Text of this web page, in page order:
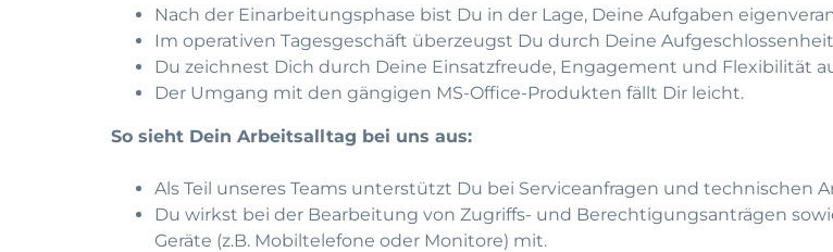
Nach der Einarbeitungsphase bist Du in der Lage, Deine Aufgaben
Im operativen Tagesgeschäft überzeugst Du durch Deine
Du zeichnest Dich durch Deine Einsatzfreude, Engagement und Flexibilität
Der Umgang mit den gängigen MS-Office-Produkten fällt Dir leicht.
So sieht Dein Arbeitsalltag bei uns aus:
Als Teil unseres Teams unterstützt Du bei Serviceanfragen und technischen
Du wirkst bei der Bearbeitung von Zugriffs- und Berechtigungsanträgen
Geräte (z.B. Mobiltelefone oder Monitore) mit.